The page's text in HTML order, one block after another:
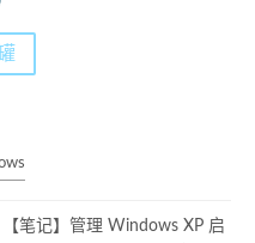
【笔记】管理 Windows XP 启